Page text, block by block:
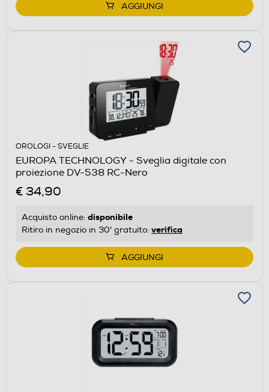
AGGIUNGI
OROLOGI - SVEGLIE
EUROPA TECHNOLOGY - Sveglia digitale con
proiezione DV-538 RC-Nero
€ 34,90
Acquisto online: disponibile
Ritiro in negozio in 30' gratuito: verifica
AGGIUNGI